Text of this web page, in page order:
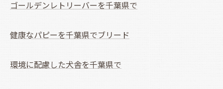
ゴールデンレトリーバーを千葉県で
健康なパピーを千葉県でブリード
環境に配慮した犬舎を千葉県で